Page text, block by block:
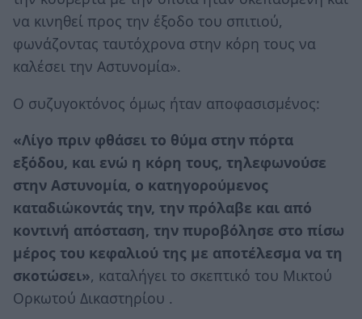
να κινηθεί προς την έξοδο του σπιτιού,
φωνάζοντας ταυτόχρονα στην κόρη τους να
καλέσει την Αστυνομία».
Ο συζυγοκτόνος όμως ήταν αποφασισμένος:
«Λίγο πριν φθάσει το θύμα στην πόρτα
εξόδου, και ενώ η κόρη τους, τηλεφωνούσε
στην Αστυνομία, ο κατηγορούμενος
καταδιώκοντάς την, την πρόλαβε και από
κοντινή απόσταση, την πυροβόλησε στο πίσω
μέρος του κεφαλιού της με αποτέλεσμα να τη
σκοτώσει», καταλήγει το σκεπτικό του Μικτού
Ορκωτού Δικαστηρίου .